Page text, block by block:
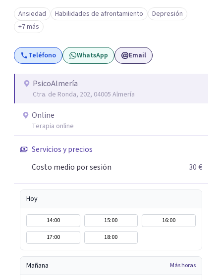
habilidades y desarrollo personal. ¡Tus objetivos son los
míos y juntos los alcanzaremos!. Mi objetivo principal es
que consigas el bienestar y equilibrio que buscas, siendo
consciente de que cada persona es diferente y por ello
inicialmente realizaremos una adecuada evaluación para
personalizado. Utilizo diferentes técnicas psicológicas
aunque mi especialidad es la hipnosis clínica, como
eficacia, reduciendo el tiempo de tratamiento y
consiguiendo cambios positivos desde la primera sesión.
¿Tienes dudas de cómo enfocaré tu problema o situación?
momento de dar el paso a una nueva etapa en tu vida.
Ansiedad Habilidades de afrontamiento
Depresión
+7 más
Teléfono WhatsApp Email
PsicoAlmería
Ctra. de Ronda, 202, 04005 Almería
Online
Terapia online
Servicios y precios
Costo medio por sesión
30 €
Hoy
14:00 15:00
16:00
17:00
18:00
Mañana Más horas